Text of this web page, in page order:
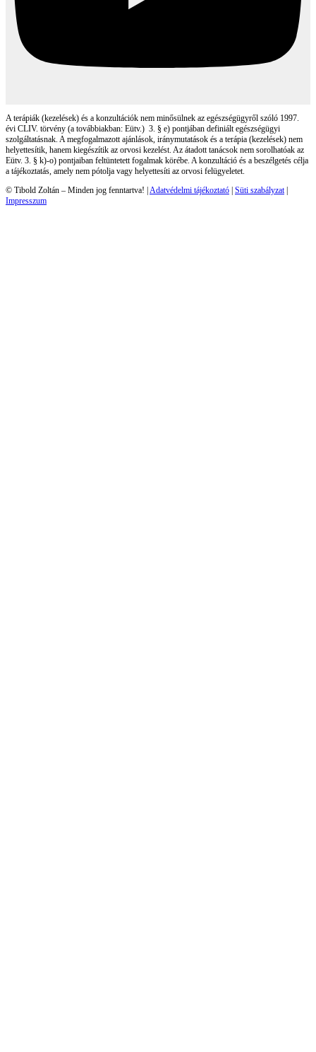
A terápiák (kezelések) és a konzultációk nem minősülnek az egészségügyről szóló 1997.
évi CLIV. törvény (a továbbiakban: Eütv.) 3. § e) pontjában definiált egészségügyi
szolgáltatásnak. A megfogalmazott ajánlások, iránymutatások és a terápia (kezelések) nem
helyettesítik, hanem kiegészítik az orvosi kezelést. Az átadott tanácsok nem sorolhatóak az
Eütv. 3. § k)-o) pontjaiban feltüntetett fogalmak körébe. A konzultáció és a beszélgetés célja
a tájékoztatás, amely nem pótolja vagy helyettesíti az orvosi felügyeletet.
© Tibold Zoltán – Minden jog fenntartva! | Adatvédelmi tájékoztató Süti szabályzat|
Impresszum